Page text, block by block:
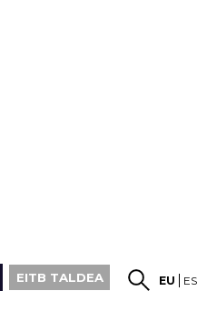
EITB TALDEA EU ES